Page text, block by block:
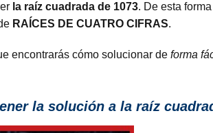
la raíz cuadrada de 1073. De esta
RAÍCES DE CUATRO CIFRAS.
encontrarás cómo solucionar de forma
la solución a la raíz